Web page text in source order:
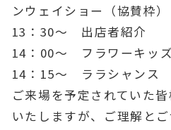
ンウェイショー（協賛枠）
13：30～ 出店者紹介
14：00～ フラワーキッズ
14：15～ ララシャンス
ご来場を予定されていた
いたしますが、ご理解と